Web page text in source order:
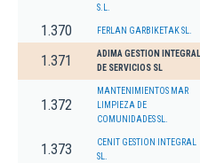
S.L.
1.370 FERLAN GARBIKETAK SL.
1.371
ADIMA GESTION INTEGRAL
DE SERVICIOS SL
1.372
MANTENIMIENTOS MAR
LIMPIEZA DE
COMUNIDADES SL.
1.373
CENIT GESTION INTEGRAL
SL.